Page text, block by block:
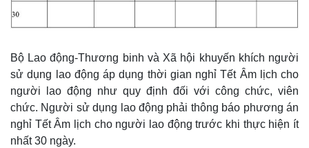
Bộ Lao động-Thương binh và Xã hội khuyến khích người
sử dụng lao động áp dụng thời gian nghỉ Tết Âm lịch cho
người lao động như quy định đối với công chức, viên
chức. Người sử dụng lao động phải thông báo phương án
nghỉ Tết Âm lịch cho người lao động trước khi thực hiện ít
nhất 30 ngày.